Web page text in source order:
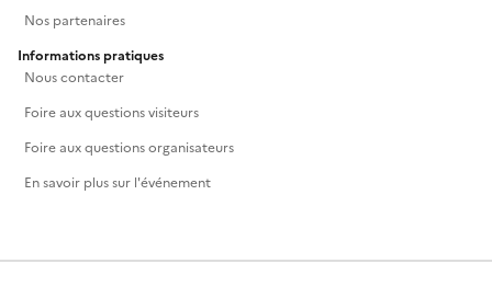
Nos partenaires
Informations pratiques
Nous contacter
Foire aux questions visiteurs
Foire aux questions organisateurs
En savoir plus sur l'événement